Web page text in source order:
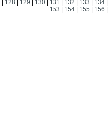
128 129 130 131 132 133 134
153
154 155 156